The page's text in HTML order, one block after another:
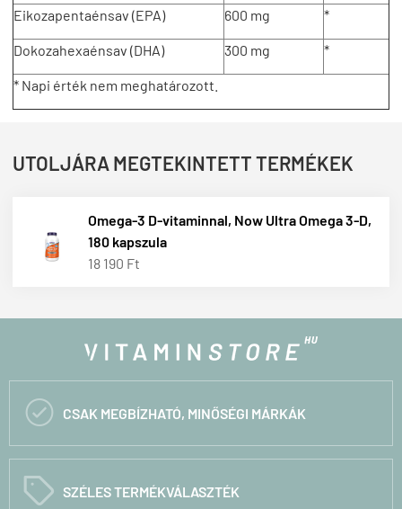
Eikozapentaénsav (EPA) 600 mg *
Dokozahexaénsav (DHA) 300 mg *
* Napi érték nem meghatározott.
UTOLJÁRA MEGTEKINTETT TERMÉKEK
Omega-3 D-vitaminnal, Now Ultra Omega 3-D,
180 kapszula
18 190 Ft
 CSAK MEGBÍZHATÓ, MINŐSÉGI MÁRKÁK
C SZÉLES TERMÉKVÁLASZTÉK